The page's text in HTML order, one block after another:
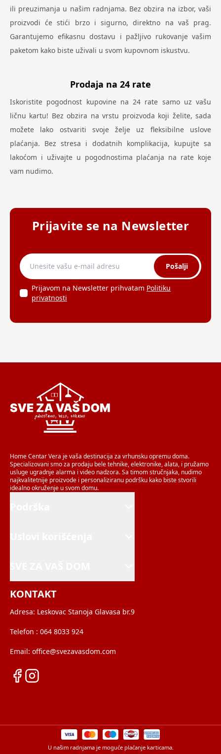
ili preuzimanja u našim radnjama. Bez obzira na izbor, vaši
proizvodi će stići brzo i sigurno, direktno na vaš prag.
Garantujemo efikasnu dostavu i pažljivo rukovanje vašim
paketom kako biste uživali u svom kupovnom iskustvu.
Prodaja na 24 rate
Iskoristite pogodnost kupovine na 24 rate samo uz vašu
ličnu kartu! Bez obzira na vrstu proizvoda koji želite, sada
možete lako ostvariti svoje želje uz fleksibilne uslove
plaćanja. Bez stresa i dodatnih komplikacija, kupujte sa
lakoćom i uživajte u pogodnostima plaćanja na rate koje
vam nudimo.
Prijavite se na Newsletter
Pošalji
Prijavom na Newsletter prihvatam Politiku
privatnosti
Home Centar Vera je vaša destinacija za vrhunsku opremu doma.
Specializovani smo za prodaju bele tehnike, elektronike, alata, i pružamo
usluge ugradnje alarma i video nadzora. Sa timom stručnjaka, nudimo
najkvalitetnije proizvode i personaliziranu podršku kako biste stvorili
idealno okruženje u svom domu.
KONTAKT
Adresa: Leskovac Stanoja Glavasa br.9
Telefon : 064 8033 924
Email: office@svezavasdom.com
U našim radnjama je moguće plaćanje karticama.